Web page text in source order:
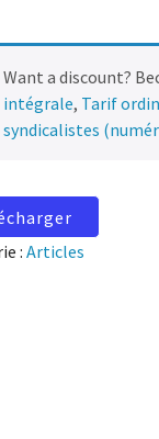
Want a discount?
intégrale, Tarif
syndicalistes
:Articles